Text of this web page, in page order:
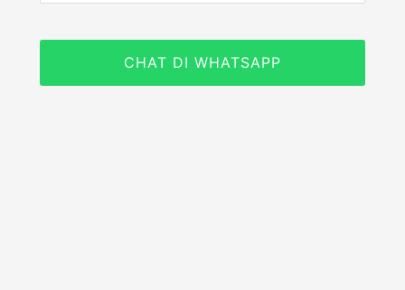
CHAT DI WHATSAPP